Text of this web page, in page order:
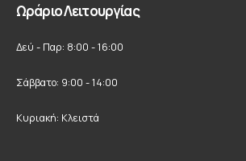
Ωράριο Λειτουργίας
Δεύ - Παρ: 8:00 - 16:00
Σάββατο: 9:00 - 14:00
Κυριακή: Κλειστά